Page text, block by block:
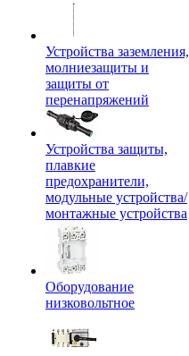
Устройства заземления,
молниезащиты и
защиты от
перенапряжений
Устройства защиты,
плавкие
предохранители,
модульные устройства/
монтажные устройства
Оборудование
низковольтное